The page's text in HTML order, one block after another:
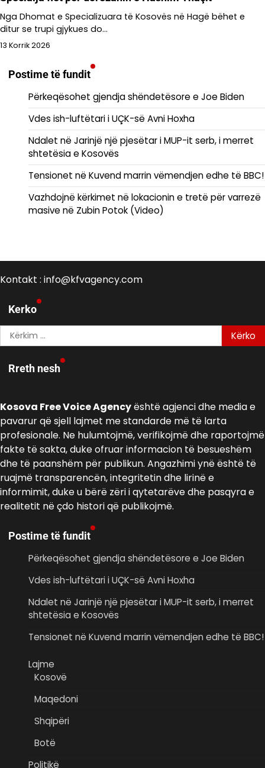
Nga Dhomat e Specializuara të Kosovës në Hagë bëhet e
ditur se trupi gjykues do…
13 Korrik 2026
Postime të fundit
Përkeqësohet gjendja shëndetësore e Joe Biden
Vdes ish-luftëtari i UÇK-së Avni Hoxha
Ndalet në Jarinjë një pjesëtar i MUP-it serb, i merret
shtetësia e Kosovës
Tensionet në Kuvend marrin vëmendjen edhe të BBC!
Vazhdojnë kërkimet në lokacionin e tretë për varrezë
masive në Zubin Potok (Video)
Kontakt : info@kfvagency.com
Kerko
Kërko
për:
Rreth nesh
Kosova Free Voice Agencyështë agjenci dhe media e
pavarur që sjell lajmet me standarde më të larta
profesionale. Ne hulumtojmë, verifikojmë dhe raportojmë
fakte të sakta, duke ofruar informacion të besueshëm
dhe të paanshëm për publikun. Angazhimi ynë është të
ruajmë transparencën, integritetin dhe lirinë e
informimit, duke u bërë zëri i qytetarëve dhe pasqyra e
realitetit në çdo histori që publikojmë.
Postime të fundit
Përkeqësohet gjendja shëndetësore e Joe Biden
Vdes ish-luftëtari i UÇK-së Avni Hoxha
Ndalet në Jarinjë një pjesëtar i MUP-it serb, i merret
shtetësia e Kosovës
Tensionet në Kuvend marrin vëmendjen edhe të BBC!
Lajme
Kosovë
Maqedoni
Shqipëri
Botë
Politikë